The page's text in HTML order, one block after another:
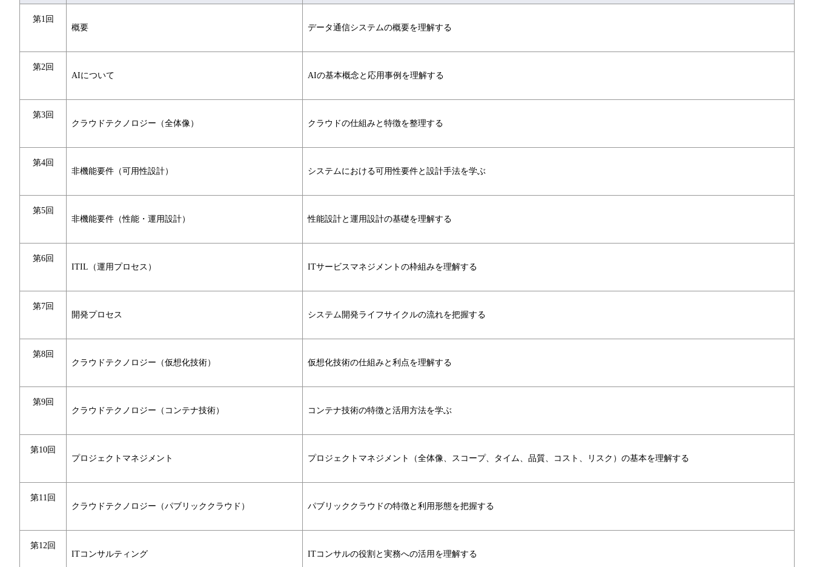
第1回
概要
データ通信システムの概要を理解する
第2回
AIについて
AIの基本概念と応用事例を理解する
第3回
クラウドテクノロジー（全体像）
クラウドの仕組みと特徴を整理する
第4回
非機能要件（可用性設計）
システムにおける可用性要件と設計手法を学ぶ
第5回
非機能要件（性能・運用設計）
性能設計と運用設計の基礎を理解する
第6回
ITIL（運用プロセス）
ITサービスマネジメントの枠組みを理解する
第7回
開発プロセス
システム開発ライフサイクルの流れを把握する
第8回
クラウドテクノロジー（仮想化技術）
仮想化技術の仕組みと利点を理解する
第9回
クラウドテクノロジー（コンテナ技術）
コンテナ技術の特徴と活用方法を学ぶ
第10回
プロジェクトマネジメント
プロジェクトマネジメント（全体像、スコープ、タイム、品質、コスト、リスク）の基本を理解する
第11回
クラウドテクノロジー（パブリッククラウド）
パブリッククラウドの特徴と利用形態を把握する
第12回
ITコンサルティング
ITコンサルの役割と実務への活用を理解する